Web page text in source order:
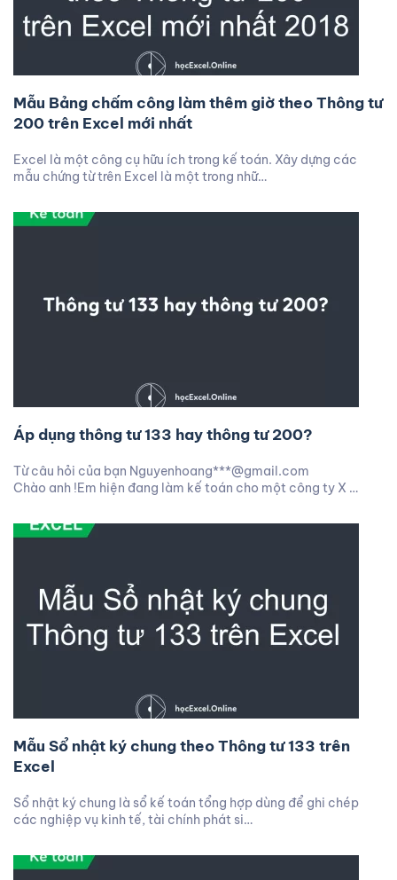
Mẫu Bảng chấm công làm thêm giờ theo Thông tư
200 trên Excel mới nhất
Excel là một công cụ hữu ích trong kế toán. Xây dựng các
mẫu chứng từ trên Excel là một trong nhữ…
Áp dụng thông tư 133 hay thông tư 200?
Từ câu hỏi của bạn Nguyenhoang***@gmail.com
Chào anh !Em hiện đang làm kế toán cho một công ty X …
Mẫu Sổ nhật ký chung theo Thông tư 133 trên
Excel
Sổ nhật ký chung là sổ kế toán tổng hợp dùng để ghi chép
các nghiệp vụ kinh tế, tài chính phát si…